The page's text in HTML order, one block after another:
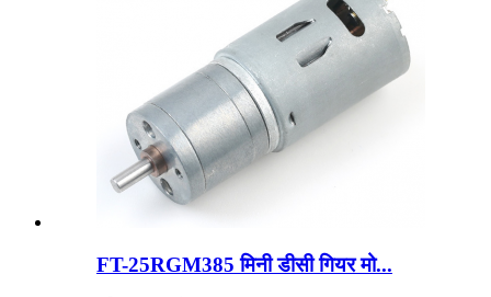
FT-25RGM385 मिनी डीसी गियर मो...